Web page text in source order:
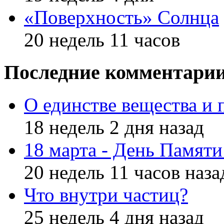
«Поверхность» Солнца
20 недель 11 часов
Последние
О единстве вещества и
18 недель 2 дня назад
18 марта - День
20 недель 11 часов
Что внутри частиц?
25 недель 4 дня назад